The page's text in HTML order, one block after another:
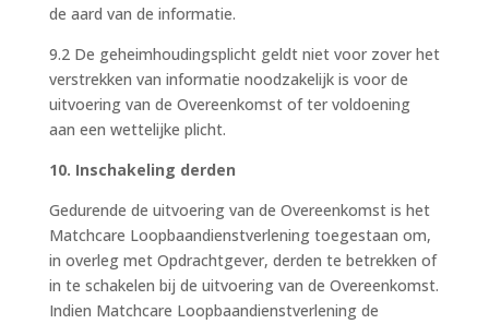
de aard van de informatie.
9.2 De geheimhoudingsplicht geldt niet voor zover het
verstrekken van informatie noodzakelijk is voor de
uitvoering van de Overeenkomst of ter voldoening
aan een wettelijke plicht.
10. Inschakeling derden
Gedurende de uitvoering van de Overeenkomst is het
Matchcare Loopbaandienstverlening toegestaan om,
in overleg met Opdrachtgever, derden te betrekken of
in te schakelen bij de uitvoering van de Overeenkomst.
Indien Matchcare Loopbaandienstverlening de